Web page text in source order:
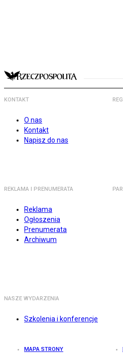
KONTAKT
O nas
Kontakt
Napisz do nas
REKLAMA I PRENUMERATA
Reklama
Ogłoszenia
Prenumerata
Archiwum
NASZE WYDARZENIA
Szkolenia i konferencje
MAPA STRONY